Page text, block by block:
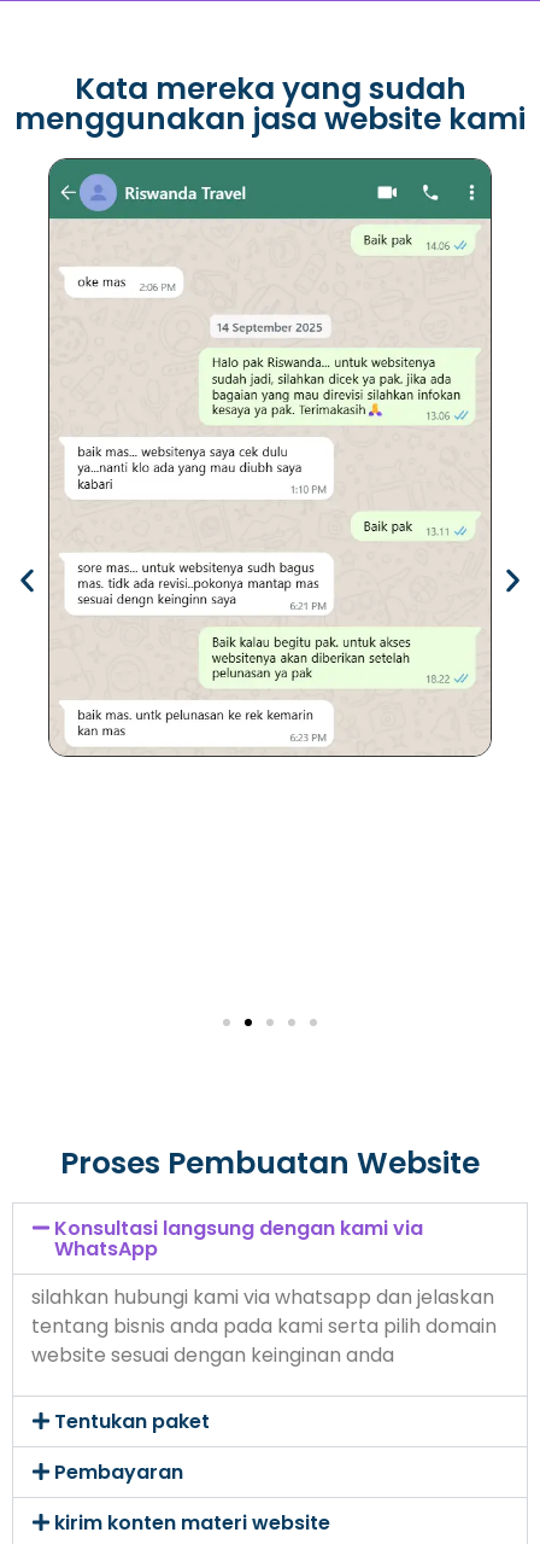
Kata mereka yang sudah
menggunakan jasa website kami
Proses Pembuatan Website
Konsultasi langsung dengan kami via
WhatsApp
silahkan hubungi kami via whatsapp dan jelaskan
tentang bisnis anda pada kami serta pilih domain
website sesuai dengan keinginan anda
Tentukan paket
Pembayaran
kirim konten materi website